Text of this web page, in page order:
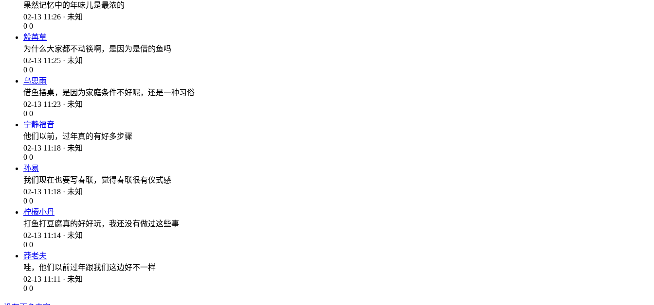
果然记忆中的年味儿是最浓的
02-13 11:26 · 未知
0 0
毅苒草
为什么大家都不动筷啊，是因为是借的鱼吗
02-13 11:25 · 未知
0 0
乌思雨
借鱼摆桌，是因为家庭条件不好呢，还是一种习俗
02-13 11:23 · 未知
0 0
宁静福音
他们以前，过年真的有好多步骤
02-13 11:18 · 未知
0 0
孙易
我们现在也要写春联，觉得春联很有仪式感
02-13 11:18 · 未知
0 0
柠檬小丹
打鱼打豆腐真的好好玩，我还没有做过这些事
02-13 11:14 · 未知
0 0
莽老夫
哇，他们以前过年跟我们这边好不一样
02-13 11:11 · 未知
0 0